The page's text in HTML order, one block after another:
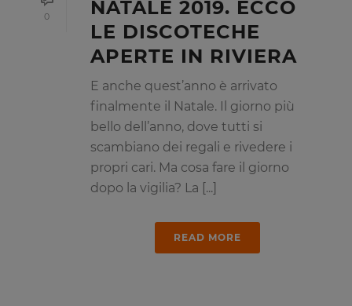
0
NATALE 2019. ECCO
LE DISCOTECHE
APERTE IN RIVIERA
E anche quest’anno è arrivato
finalmente il Natale. Il giorno più
bello dell’anno, dove tutti si
scambiano dei regali e rivedere i
propri cari. Ma cosa fare il giorno
dopo la vigilia? La [...]
READ MORE